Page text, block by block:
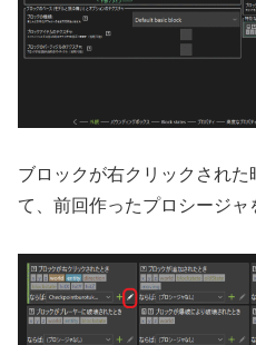
ブロックが右クリックされ
て、前回作ったプロシージャ